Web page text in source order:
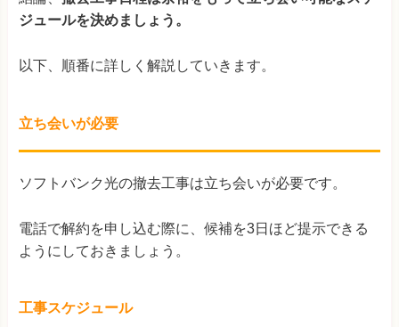
ジュールを決めましょう。
以下、順番に詳しく解説していきます。
立ち会いが必要
ソフトバンク光の撤去工事は立ち会いが必要です。
電話で解約を申し込む際に、候補を3日ほど提示できる
ようにしておきましょう。
工事スケジュール